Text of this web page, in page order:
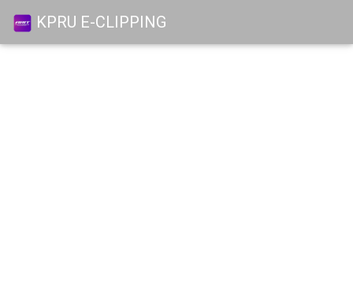
KPRU E-CLIPPING